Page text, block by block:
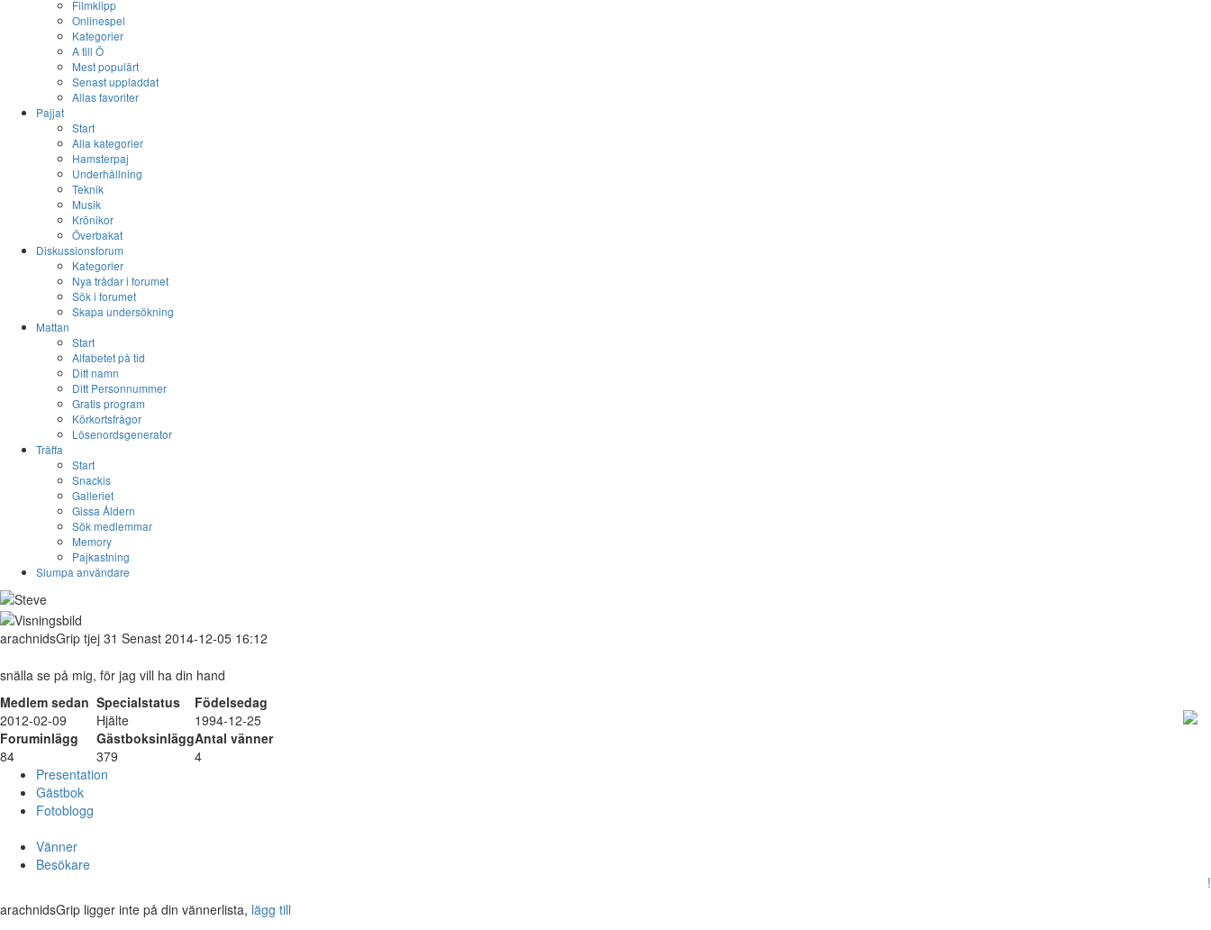
Filmklipp
Onlinespel
Kategorier
A till Ö
Mest populärt
Senast uppladdat
Allas favoriter
Pajjat
Start
Alla kategorier
Hamsterpaj
Underhållning
Teknik
Musik
Krönikor
Överbakat
Diskussionsforum
Kategorier
Nya trådar i forumet
Sök i forumet
Skapa undersökning
Mattan
Start
Alfabetet på tid
Ditt namn
Ditt Personnummer
Gratis program
Körkortsfrågor
Lösenordsgenerator
Träffa
Start
Snackis
Galleriet
Gissa Åldern
Sök medlemmar
Memory
Pajkastning
Slumpa användare
arachnidsGrip tjej 31 Senast 2014-12-05 16:12
snälla se på mig, för jag vill ha din hand
Medlem sedan Specialstatus
Födelsedag
2012-02-09
Hjälte
1994-12-25
Foruminlägg
GästboksinläggAntal vänner
84
379
4
Presentation
Gästbok
Fotoblogg
Vänner
Besökare
!
arachnidsGrip ligger inte på din vännerlista, lägg till